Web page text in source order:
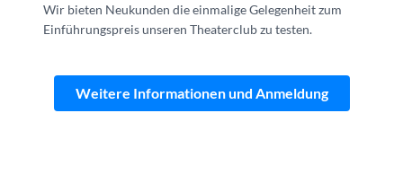
Wir bieten Neukunden die einmalige Gelegenheit zum
Einführungspreis unseren Theaterclub zu testen.
Weitere Informationen und Anmeldung